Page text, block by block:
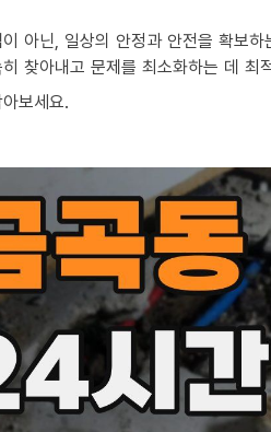
아닌, 일상의 안정과 안전을 확보하
찾아내고 문제를 최소화하는 데 최
보세요.